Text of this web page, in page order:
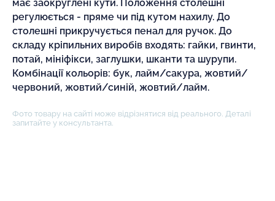
має заокруглені кути. Положення столешні
регулюється - пряме чи під кутом нахилу. До
столешні прикручується пенал для ручок. До
складу кріпильних виробів входять: гайки, гвинти,
потай, мініфікси, заглушки, шканти та шурупи.
Комбінації кольорів: бук, лайм/сакура, жовтий/
червоний, жовтий/синій, жовтий/лайм.
Фото товару на сайті може відрізнятися від реального. Деталі
запитайте у консультанта.